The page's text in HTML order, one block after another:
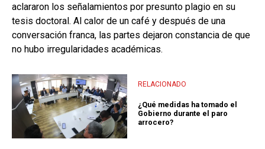
aclararon los señalamientos por presunto plagio en su
tesis doctoral. Al calor de un café y después de una
conversación franca, las partes dejaron constancia de que
no hubo irregularidades académicas.
RELACIONADO
¿Qué medidas ha tomado el
Gobierno durante el paro
arrocero?